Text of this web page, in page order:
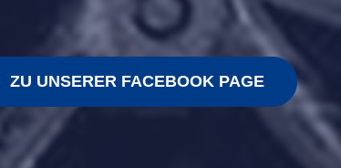
ZU UNSERER FACEBOOK PAGE